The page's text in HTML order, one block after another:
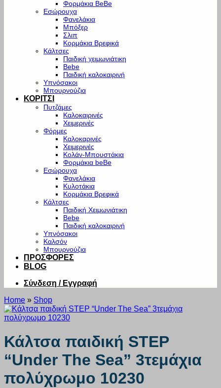
Φορμάκια BeBe
Εσώρουχα
Φανελάκια
Μπόξερ
Σλιπ
Κορμάκια Βρεφικά
Κάλτσες
Παιδική χειμωνιάτικη
Bebe
Παιδική καλοκαιρινή
Υπνόσακοι
Μπουρνούζια
ΚΟΡΙΤΣΙ
Πυτζάμες
Καλοκαιρινές
Χειμερινές
Φόρμες
Καλοκαρινές
Χειμερινές
Κολάν-Μπουστάκια
Φορμάκια beBe
Εσώρουχα
Φανελάκια
Κυλοτάκια
Κορμάκια Βρεφικά
Κάλτσες
Παιδική Χειμωνιάτικη
Bebe
Παιδική καλοκαιρινή
Υπνόσακοι
Καλσόν
Μπουρνούζια
ΠΡΟΣΦΟΡΕΣ
BLOG
Σύνδεση / Εγγραφή
Home » Shop
Κάλτσα παιδική STEP
“Under The Sea” 3τεμάχια
πολύχρωμο 10230